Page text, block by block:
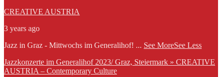
CREATIVE AUSTRIA
3 years ago
Jazz in Graz - Mittwochs im Generalihof! ... See MoreSee Less
Jazzkonzerte im Generalihof 2023/ Graz, Steiermark » CREATIVE
AUSTRIA – Contemporary Culture